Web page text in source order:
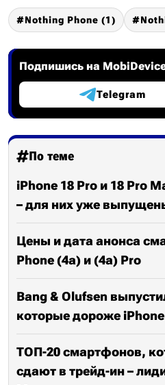
Nothing Phone (1)
Подпишись на
Telegram
По теме
iPhone 18 Pro и 18 Pro
– для них уже
Цены и дата анонса
Phone (4a) и (4a) Pro
Bang & Olufsen
которые дороже
ТОП-20 смартфонов,
сдают в трейд-ин –